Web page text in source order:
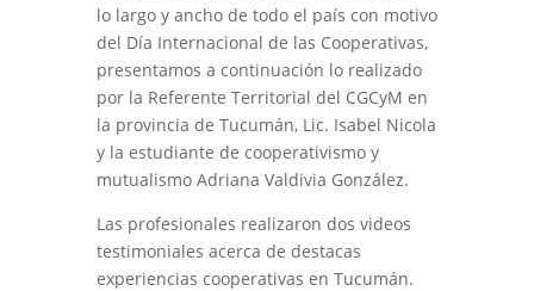
lo largo y ancho de todo el país con motivo
del Día Internacional de las Cooperativas,
presentamos a continuación lo realizado
por la Referente Territorial del CGCyM en
la provincia de Tucumán, Lic. Isabel Nicola
y la estudiante de cooperativismo y
mutualismo Adriana Valdivia González.
Las profesionales realizaron dos videos
testimoniales acerca de destacas
experiencias cooperativas en Tucumán.